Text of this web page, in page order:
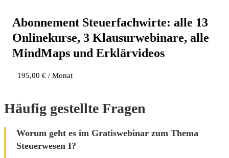
Abon­ne­ment Steu­er­fach­wir­te: alle 13
Online­kur­se, 3 Klau­sur­web­i­na­re, alle
Mind­Maps und Erklärvideos
195,00 € / Monat
Häufig gestellte Fragen
Worum geht es im Gratiswebinar zum Thema
Steuerwesen I?